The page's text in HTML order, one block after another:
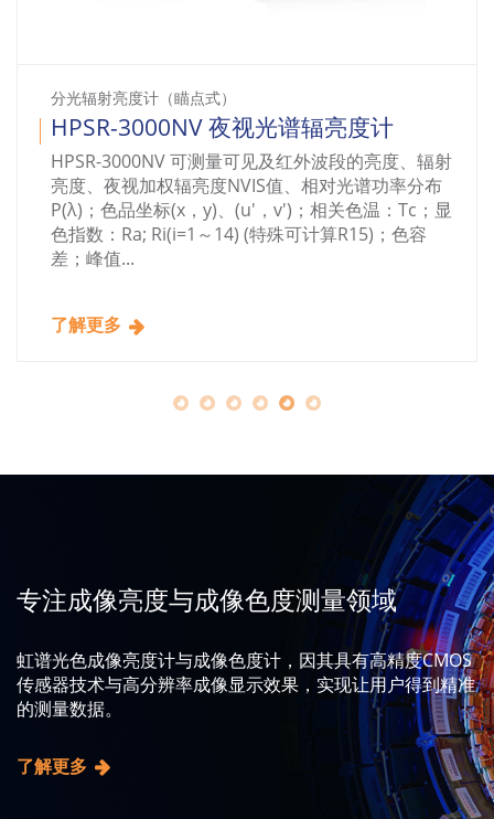
火灾声光警报器光强分布与消防指示灯测试系统
CX-200F 消防应急疏散指示灯亮度测试
系统
CX-200F 消防应急疏散指示灯亮度测试系统完全符
合最新国标《GB17945—2024消防应急照明和疏散
指示系统》的测试要求，内置点亮检测触发开关，
可以在闪烁模式下测量。
了解更多
专注成像亮度与成像色度测量领域
虹谱光色成像亮度计与成像色度计，因其具有高精度CMOS
传感器技术与高分辨率成像显示效果，实现让用户得到精准
的测量数据。
了解更多